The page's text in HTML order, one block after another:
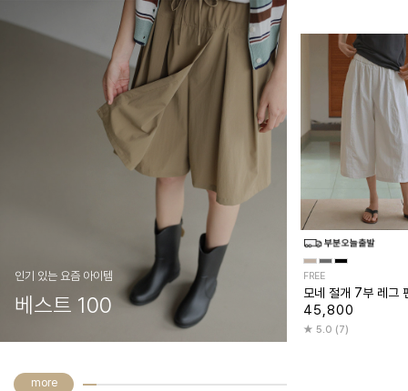
인기 있는 요즘 아이템
베스트 100
FREE
모네 절개 7부 레그
45,800
5.0 (7)
more